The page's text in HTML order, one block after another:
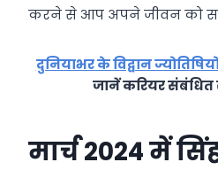
करने से आप अपने जीवन को
दुनियाभर के विद्वान
जानें करियर संबंधित
मार्च 2024 में